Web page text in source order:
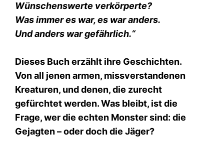
Wünschenswerte verkörperte?
Was immer es war, es war anders.
Und anders war gefährlich.“
Dieses Buch erzählt ihre Geschichten.
Von all jenen armen, missverstandenen
Kreaturen, und denen, die zurecht
gefürchtet werden. Was bleibt, ist die
Frage, wer die echten Monster sind: die
Gejagten – oder doch die Jäger?